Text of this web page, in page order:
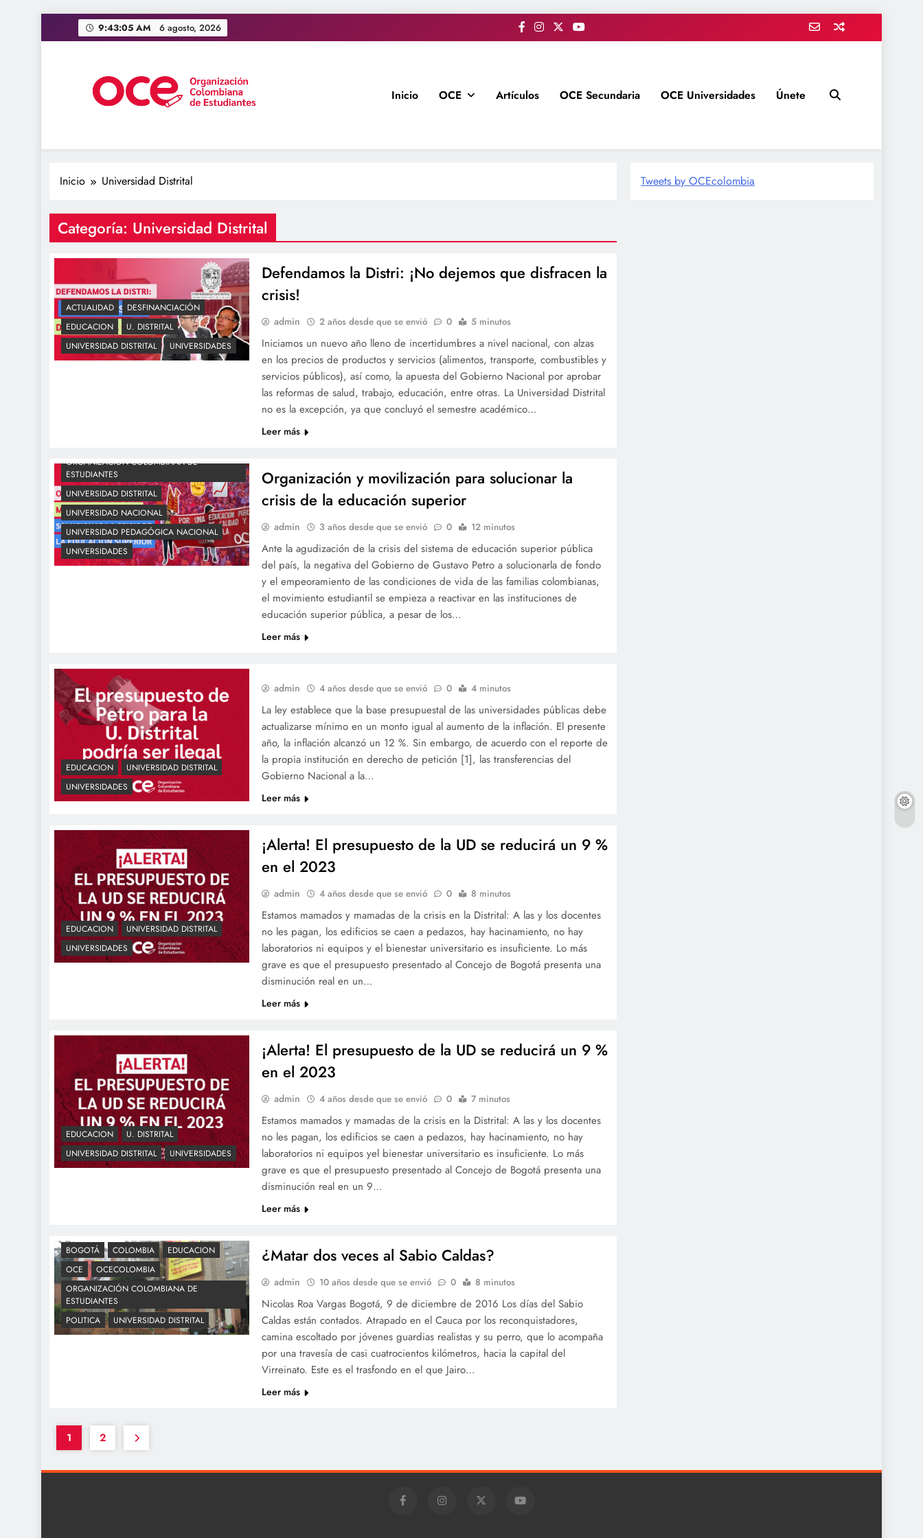
al
9:43:05 AM 6 agosto, 2026
OCE Colombia
Inicio OCE Artículos OCE Secundaria OCE Universidades Únete
Inicio Universidad Distrital
Categoría: Universidad Distrital
ACTUALIDAD
DESFINANCIACIÓN
EDUCACION
U. DISTRITAL
UNIVERSIDAD DISTRITAL
UNIVERSIDADES
Defendamos la Distri: ¡No dejemos que disfracen la
crisis!
admin 2 años desde que se envió 0 5 minutos
Iniciamos un nuevo año lleno de incertidumbres a nivel nacional, con alzas
en los precios de productos y servicios (alimentos, transporte, combustibles y
servicios públicos), así como, la apuesta del Gobierno Nacional por aprobar
las reformas de salud, trabajo, educación, entre otras. La Universidad Distrital
no es la excepción, ya que concluyó el semestre académico…
Leer más
ORGANIZACIÓN COLOMBIANA DE
ESTUDIANTES
UNIVERSIDAD DISTRITAL
UNIVERSIDAD NACIONAL
UNIVERSIDAD PEDAGÓGICA NACIONAL
UNIVERSIDADES
Organización y movilización para solucionar la
crisis de la educación superior
admin 3 años desde que se envió 0 12 minutos
Ante la agudización de la crisis del sistema de educación superior pública
del país, la negativa del Gobierno de Gustavo Petro a solucionarla de fondo
y el empeoramiento de las condiciones de vida de las familias colombianas,
el movimiento estudiantil se empieza a reactivar en las instituciones de
educación superior pública, a pesar de los…
Leer más
EDUCACION
UNIVERSIDAD DISTRITAL
UNIVERSIDADES
admin 4 años desde que se envió 0 4 minutos
La ley establece que la base presupuestal de las universidades públicas debe
actualizarse mínimo en un monto igual al aumento de la inflación. El presente
año, la inflación alcanzó un 12 %. Sin embargo, de acuerdo con el reporte de
la propia institución en derecho de petición [1], las transferencias del
Gobierno Nacional a la…
Leer más
EDUCACION
UNIVERSIDAD DISTRITAL
UNIVERSIDADES
¡Alerta! El presupuesto de la UD se reducirá un 9 %
en el 2023
admin 4 años desde que se envió 0 8 minutos
Estamos mamados y mamadas de la crisis en la Distrital: A las y los docentes
no les pagan, los edificios se caen a pedazos, hay hacinamiento, no hay
laboratorios ni equipos y el bienestar universitario es insuficiente. Lo más
grave es que el presupuesto presentado al Concejo de Bogotá presenta una
disminución real en un…
Leer más
EDUCACION
U. DISTRITAL
UNIVERSIDAD DISTRITAL
UNIVERSIDADES
¡Alerta! El presupuesto de la UD se reducirá un 9 %
en el 2023
admin 4 años desde que se envió 0 7 minutos
Estamos mamados y mamadas de la crisis en la Distrital: A las y los docentes
no les pagan, los edificios se caen a pedazos, hay hacinamiento, no hay
laboratorios ni equipos yel bienestar universitario es insuficiente. Lo más
grave es que el presupuesto presentado al Concejo de Bogotá presenta una
disminución real en un 9…
Leer más
BOGOTÁ COLOMBIA
EDUCACION
OCE
OCECOLOMBIA
ORGANIZACIÓN COLOMBIANA DE
ESTUDIANTES
POLITICA
UNIVERSIDAD DISTRITAL
¿Matar dos veces al Sabio Caldas?
admin 10 años desde que se envió 0 8 minutos
Nicolas Roa Vargas Bogotá, 9 de diciembre de 2016 Los días del Sabio
Caldas están contados. Atrapado en el Cauca por los reconquistadores,
camina escoltado por jóvenes guardias realistas y su perro, que lo acompaña
por una travesía de casi cuatrocientos kilómetros, hacia la capital del
Virreinato. Este es el trasfondo en el que Jairo…
Leer más
1 2
Tweets by OCEcolombia